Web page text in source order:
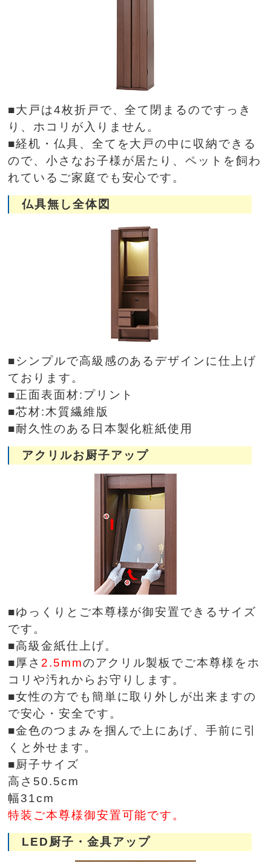
■大戸は4枚折戸で、全て閉まるのですっき
り、ホコリが入りません。
■経机・仏具、全てを大戸の中に収納できる
ので、小さなお子様が居たり、ペットを飼わ
れているご家庭でも安心です。
仏具無し全体図
■シンプルで高級感のあるデザインに仕上げ
ております。
■正面表面材:プリント
■芯材:木質繊維版
■耐久性のある日本製化粧紙使用
アクリルお厨子アップ
■ゆっくりとご本尊様が御安置できるサイズ
です。
■高級金紙仕上げ。
■厚さ 2.5mmのアクリル製板でご本尊様をホ
コリや汚れからお守りします。
■女性の方でも簡単に取り外しが出来ますの
で安心・安全です。
■金色のつまみを掴んで上にあげ、手前に引
くと外せます。
■厨子サイズ
高さ50.5cm
幅31cm
特装ご本尊様御安置可能です。
LED厨子・金具アップ